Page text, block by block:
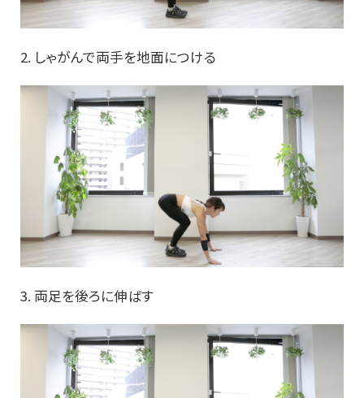
2. しゃがんで両手を地面につける
3. 両足を後ろに伸ばす